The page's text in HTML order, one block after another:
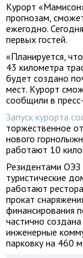
Курорт
прогнозам,
ежегодно.
первых гостей.
«Планируется,
43 километра
будет создано
мест. Курорт
сообщили в
Запуск курорта
торжественное
нового
работают 10
Резидентами ОЭЗ
туристические
работают
прокат
финансирования
частично
инженерные
парковку на 460